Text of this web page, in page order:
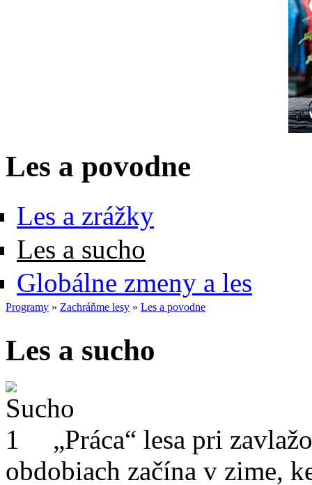
Les a povodne
Les a zrážky
Les a sucho
Globálne zmeny a les
Programy » Zachráňme lesy » Les a povodne
Les a sucho
„Práca“ lesa pri
obdobiach začína v zime,